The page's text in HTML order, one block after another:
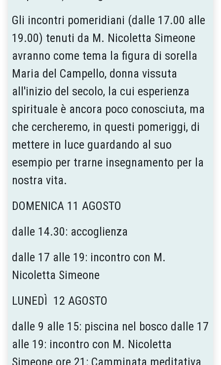
Gli incontri pomeridiani (dalle 17.00 alle
19.00) tenuti da M. Nicoletta Simeone
avranno come tema la figura di sorella
Maria del Campello, donna vissuta
all'inizio del secolo, la cui esperienza
spirituale è ancora poco conosciuta, ma
che cercheremo, in questi pomeriggi, di
mettere in luce guardando al suo
esempio per trarne insegnamento per la
nostra vita.
DOMENICA 11 AGOSTO
dalle 14.30: accoglienza
dalle 17 alle 19: incontro con M.
Nicoletta Simeone
LUNEDÌ 12 AGOSTO
dalle 9 alle 15: piscina nel bosco dalle 17
alle 19: incontro con M. Nicoletta